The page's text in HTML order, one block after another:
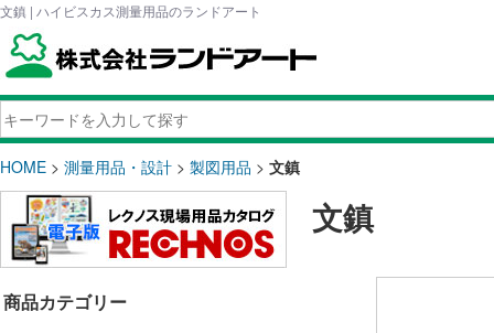
文鎮 | ハイビスカス測量用品のランドアート
HOME > 測量用品・設計 > 製図用品 > 文鎮
商品カテゴリー
文鎮